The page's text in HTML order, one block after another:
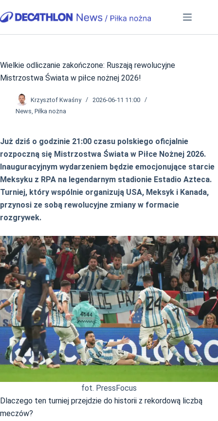
do
Wielkie odliczanie zakończone: Ruszają rewolucyjne
Mistrzostwa Świata w piłce nożnej 2026!
Krzysztof Kwaśny
2026-06-11 11:00
News, Piłka nożna
Już dziś o godzinie 21:00 czasu polskiego oficjalnie
rozpoczną się Mistrzostwa Świata w Piłce Nożnej 2026.
Inauguracyjnym wydarzeniem będzie emocjonujące starcie
Meksyku z RPA na legendarnym stadionie Estadio Azteca.
Turniej, który wspólnie organizują USA, Meksyk i Kanada,
przynosi ze sobą rewolucyjne zmiany w formacie
rozgrywek.
fot. PressFocus
Dlaczego ten turniej przejdzie do historii z rekordową liczbą
meczów?